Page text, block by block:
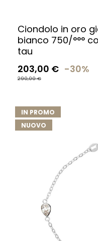
Ciondolo in oro
bianco 750/°°°
tau
203,00 € -30%
290,00 €
IN PROMO
NUOVO